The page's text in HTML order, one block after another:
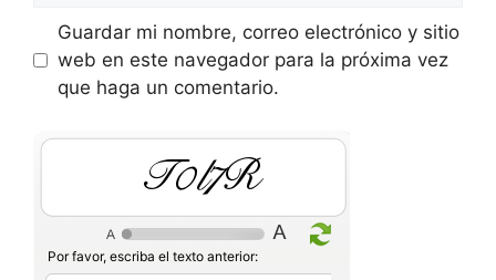
Guardar mi nombre, correo electrónico y sitio
web en este navegador para la próxima vez
que haga un comentario.
9LjYV
Por favor, escriba el texto anterior: